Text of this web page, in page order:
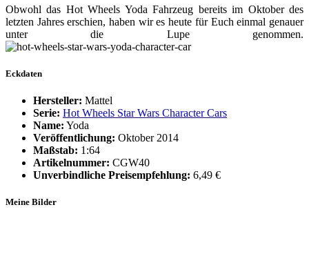
Obwohl das Hot Wheels Yoda Fahrzeug bereits im Oktober des
letzten Jahres erschien, haben wir es heute für Euch einmal genauer
unter die Lupe genommen.
Eckdaten
Hersteller: Mattel
Serie: Hot Wheels Star Wars Character Cars
Name: Yoda
Veröffentlichung: Oktober 2014
Maßstab: 1:64
Artikelnummer: CGW40
Unverbindliche Preisempfehlung: 6,49 €
Meine Bilder